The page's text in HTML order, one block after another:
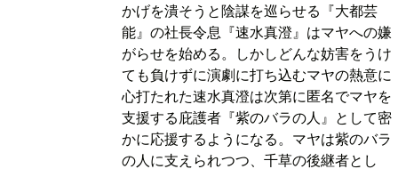
かげを潰そうと陰謀を巡らせる『大都芸
能』の社長令息『速水真澄』はマヤへの嫌
がらせを始める。しかしどんな妨害をうけ
ても負けずに演劇に打ち込むマヤの熱意に
心打たれた速水真澄は次第に匿名でマヤを
支援する庇護者『紫のバラの人』として密
かに応援するようになる。マヤは紫のバラ
の人に支えられつつ、千草の後継者とし